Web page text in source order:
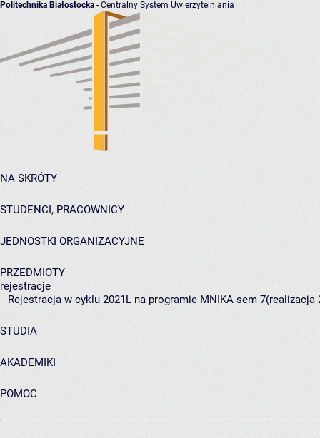
Politechnika Białostocka - Centralny System Uwierzytelniania
NA SKRÓTY
STUDENCI, PRACOWNICY
JEDNOSTKI ORGANIZACYJNE
PRZEDMIOTY
rejestracje
Rejestracja w cyklu 2021L na programie MNIKA sem 7(realizacja
STUDIA
AKADEMIKI
POMOC